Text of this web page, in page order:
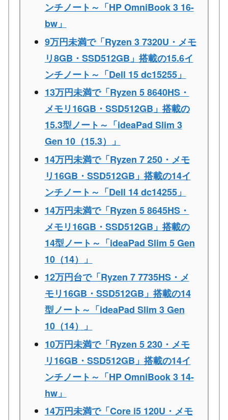
ンチノート～「HP OmniBook 3 16-
bw」
9万円未満で「Ryzen 3 7320U・メモ
リ8GB・SSD512GB」搭載の15.6イ
ンチノート～「Dell 15 dc15255」
13万円未満で「Ryzen 5 8640HS・
メモリ16GB・SSD512GB」搭載の
15.3型ノート～「ideaPad Slim 3
Gen 10（15.3）」
14万円未満で「Ryzen 7 250・メモ
リ16GB・SSD512GB」搭載の14イ
ンチノート～「Dell 14 dc14255」
14万円未満で「Ryzen 5 8645HS・
メモリ16GB・SSD512GB」搭載の
14型ノート～「ideaPad Slim 5 Gen
10（14）」
12万円台で「Ryzen 7 7735HS・メ
モリ16GB・SSD512GB」搭載の14
型ノート～「ideaPad Slim 3 Gen
10（14）」
10万円未満で「Ryzen 5 230・メモ
リ16GB・SSD512GB」搭載の14イ
ンチノート～「HP OmniBook 3 14-
hw」
14万円未満で「Core i5 120U・メモ